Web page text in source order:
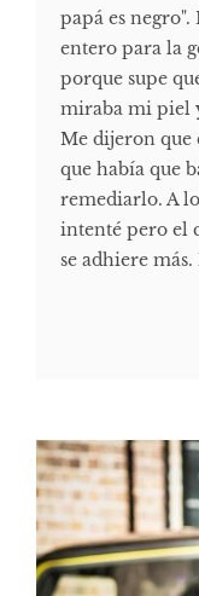
papá es negro".
entero para la
porque supe
miraba mi piel
Me dijeron que
que había que
remediarlo. A
intenté pero el
se adhiere más.